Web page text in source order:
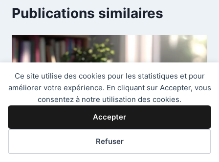
Ce site utilise des cookies pour les statistiques et pour
améliorer votre expérience. En cliquant sur Accepter, vous
consentez à notre utilisation des cookies.
Accepter
Refuser
Publications similaires